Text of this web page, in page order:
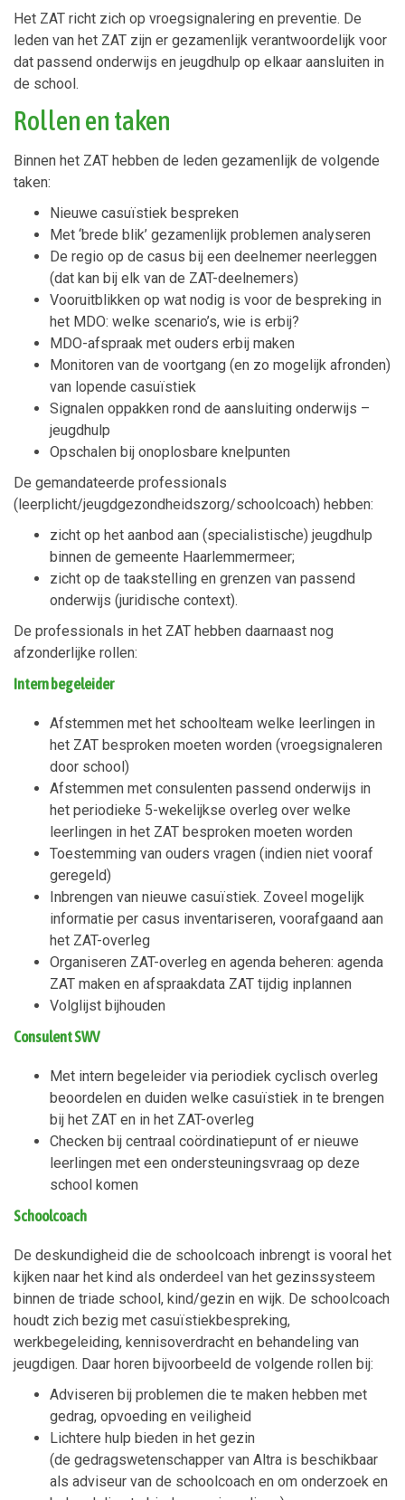
Het ZAT richt zich op vroegsignalering en preventie. De
leden van het ZAT zijn er gezamenlijk verantwoordelijk voor
dat passend onderwijs en jeugdhulp op elkaar aansluiten in
de school.
Rollen en taken
Binnen het ZAT hebben de leden gezamenlijk de volgende
taken:
Nieuwe casuïstiek bespreken
Met ‘brede blik’ gezamenlijk problemen analyseren
De regio op de casus bij een deelnemer neerleggen
(dat kan bij elk van de ZAT-deelnemers)
Vooruitblikken op wat nodig is voor de bespreking in
het MDO: welke scenario’s, wie is erbij?
MDO-afspraak met ouders erbij maken
Monitoren van de voortgang (en zo mogelijk afronden)
van lopende casuïstiek
Signalen oppakken rond de aansluiting onderwijs –
jeugdhulp
Opschalen bij onoplosbare knelpunten
De gemandateerde professionals
(leerplicht/jeugdgezondheidszorg/schoolcoach) hebben:
zicht op het aanbod aan (specialistische) jeugdhulp
binnen de gemeente Haarlemmermeer;
zicht op de taakstelling en grenzen van passend
onderwijs (juridische context).
De professionals in het ZAT hebben daarnaast nog
afzonderlijke rollen:
Intern begeleider
Afstemmen met het schoolteam welke leerlingen in
het ZAT besproken moeten worden (vroegsignaleren
door school)
Afstemmen met consulenten passend onderwijs in
het periodieke 5-wekelijkse overleg over welke
leerlingen in het ZAT besproken moeten worden
Toestemming van ouders vragen (indien niet vooraf
geregeld)
Inbrengen van nieuwe casuïstiek. Zoveel mogelijk
informatie per casus inventariseren, voorafgaand aan
het ZAT-overleg
Organiseren ZAT-overleg en agenda beheren: agenda
ZAT maken en afspraakdata ZAT tijdig inplannen
Volglijst bijhouden
Consulent SWV
Met intern begeleider via periodiek cyclisch overleg
beoordelen en duiden welke casuïstiek in te brengen
bij het ZAT en in het ZAT-overleg
Checken bij centraal coördinatiepunt of er nieuwe
leerlingen met een ondersteuningsvraag op deze
school komen
Schoolcoach
De deskundigheid die de schoolcoach inbrengt is vooral het
kijken naar het kind als onderdeel van het gezinssysteem
binnen de triade school, kind/gezin en wijk. De schoolcoach
houdt zich bezig met casuïstiekbespreking,
werkbegeleiding, kennisoverdracht en behandeling van
jeugdigen. Daar horen bijvoorbeeld de volgende rollen bij:
Adviseren bij problemen die te maken hebben met
gedrag, opvoeding en veiligheid
Lichtere hulp bieden in het gezin
(de gedragswetenschapper van Altra is beschikbaar
als adviseur van de schoolcoach en om onderzoek en